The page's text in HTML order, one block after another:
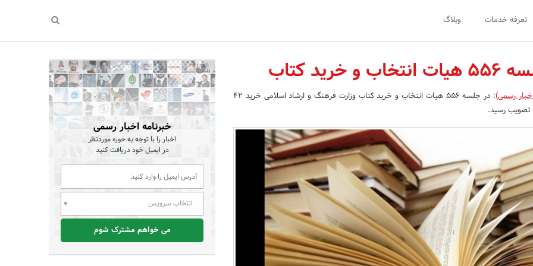
تعرفه خدمات وبلاگ
کتاب
رسمی):
در جلسه 556 هیات انتخاب و خرید کتاب وزارت فرهنگ و ارشاد اسلامی خرید 42
خبرنامه اخبار رسمی
اخبار را با توجه به حوزه موردنظر
در ایمیل خود دریافت کنید
انتخاب سرویس
می خواهم مشترک شوم